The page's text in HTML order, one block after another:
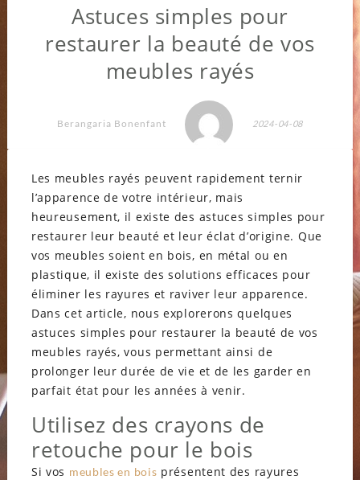
Astuces simples pour
restaurer la beauté de vos
meubles rayés
Berangaria Bonenfant 2024-04-08
Les meubles rayés peuvent rapidement ternir
l’apparence de votre intérieur, mais
heureusement, il existe des astuces simples pour
restaurer leur beauté et leur éclat d’origine. Que
vos meubles soient en bois, en métal ou en
plastique, il existe des solutions efficaces pour
éliminer les rayures et raviver leur apparence.
Dans cet article, nous explorerons quelques
astuces simples pour restaurer la beauté de vos
meubles rayés, vous permettant ainsi de
prolonger leur durée de vie et de les garder en
parfait état pour les années à venir.
Utilisez des crayons de
retouche pour le bois
Si vos meubles en bois présentent des rayures